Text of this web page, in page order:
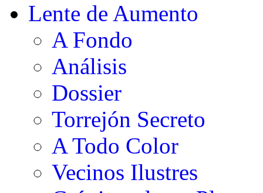
Lente de Aumento
A Fondo
Análisis
Dossier
Torrejón Secreto
A Todo Color
Vecinos Ilustres